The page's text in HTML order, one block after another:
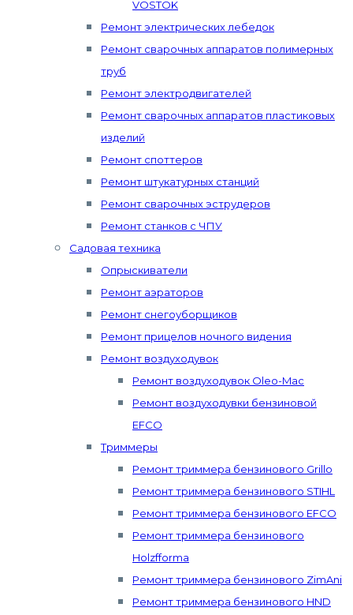
VOSTOK
Ремонт электрических лебедок
Ремонт сварочных аппаратов полимерных
труб
Ремонт электродвигателей
Ремонт сварочных аппаратов пластиковых
изделий
Ремонт споттеров
Ремонт штукатурных станций
Ремонт сварочных эструдеров
Ремонт станков с ЧПУ
Садовая техника
Опрыскиватели
Ремонт аэраторов
Ремонт снегоуборщиков
Ремонт прицелов ночного видения
Ремонт воздуходувок
Ремонт воздуходувок Oleo-Mac
Ремонт воздуходувки бензиновой
EFCO
Триммеры
Ремонт триммера бензинового Grillo
Ремонт триммера бензинового STIHL
Ремонт триммера бензинового EFCO
Ремонт триммера бензинового
Holzfforma
Ремонт триммера бензинового ZimAni
Ремонт триммера бензинового HND